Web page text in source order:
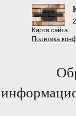
Карта сайта
Политика